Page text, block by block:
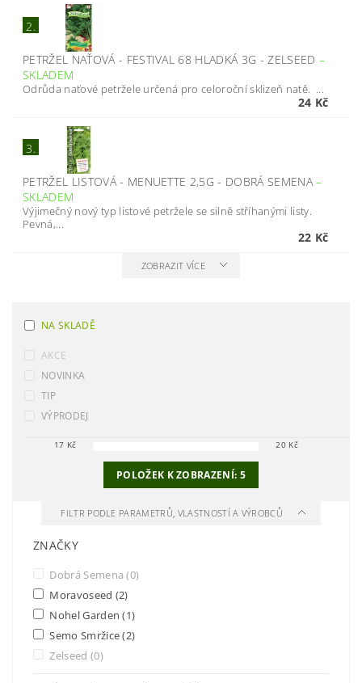
2.
PETRŽEL NAŤOVÁ - FESTIVAL 68 HLADKÁ 3G - ZELSEED –
SKLADEM
Odrůda naťové petržele určená pro celoroční sklizeň natě. ...
24 Kč
3.
PETRŽEL LISTOVÁ - MENUETTE 2,5G - DOBRÁ SEMENA–
SKLADEM
Výjimečný nový typ listové petržele se silně stříhanými listy.
Pevná,...
22 Kč
ZOBRAZIT VÍCE
NA SKLADĚ
AKCE
NOVINKA
TIP
VÝPRODEJ
17 Kč 20Kč
POLOŽEK K ZOBRAZENÍ: 5
FILTR PODLE PARAMETRŮ, VLASTNOSTÍ A VÝROBCŮ
ZNAČKY
Dobrá Semena(0)
Moravoseed (2)
Nohel Garden(1)
Semo Smržice(2)
Zelseed (0)